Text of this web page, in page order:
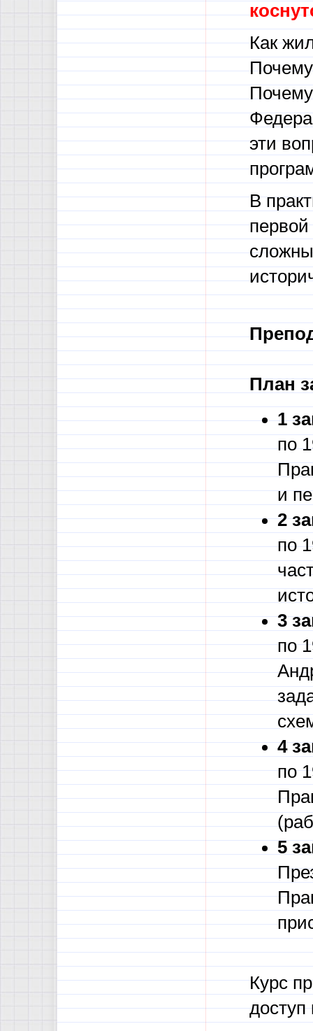
Как
эти
В
первой
План
1
по
и
2
по
3
по
4
по
5
Курс